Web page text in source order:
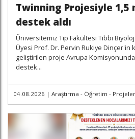
Twinning Projesiyle 1,5
destek aldı
Üniversitemiz Tıp Fakültesi Tıbbi
Üyesi Prof. Dr. Pervin Rukiye
geliştirilen proje Avrupa
destek...
04.08.2026 | Araştırma - Öğretim - Projeler